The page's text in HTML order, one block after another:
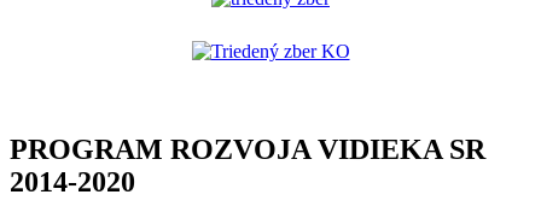
PROGRAM ROZVOJA VIDIEKA SR
2014-2020